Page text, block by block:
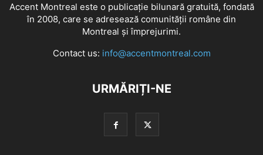
Accent Montreal este o publicație bilunară gratuită, fondată
în 2008, care se adresează comunităţii române din
Montreal şi împrejurimi.
Contact us: info@accentmontreal.com
URMĂRIȚI-NE